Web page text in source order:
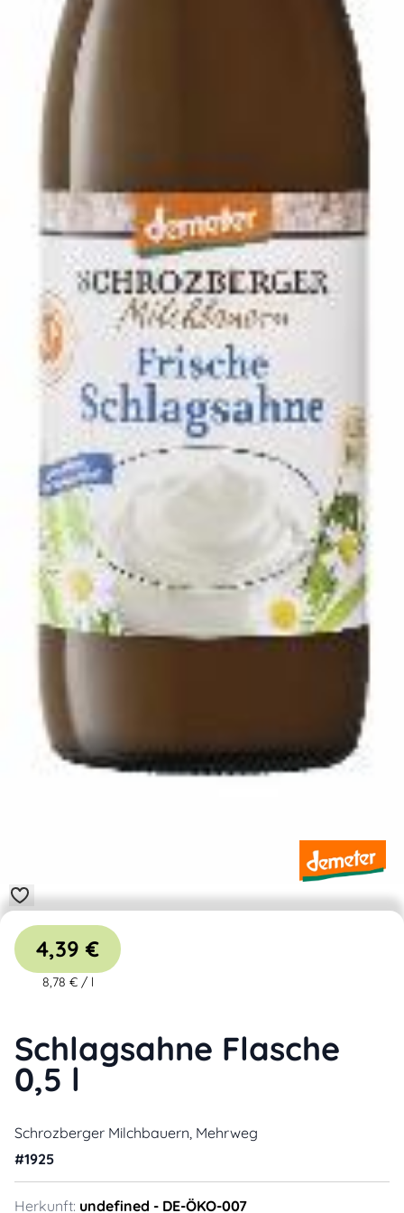
Schlagsahne Flasche
0,5 l
Schrozberger Milchbauern, Mehrweg
#1925
Herkunft: undefined - DE-ÖKO-007
4,39 €
8,78 €/ l